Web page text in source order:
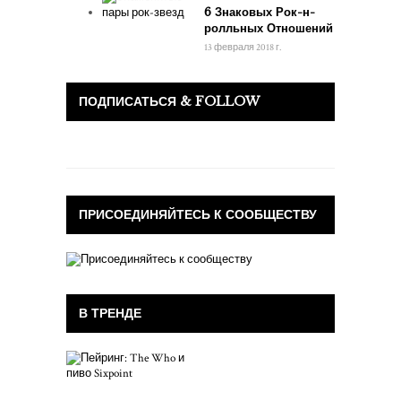
6 Знаковых Рок-н-
ролльных Отношений
13 февраля 2018 г.
ПОДПИСАТЬСЯ & FOLLOW
ПРИСОЕДИНЯЙТЕСЬ К СООБЩЕСТВУ
В ТРЕНДЕ